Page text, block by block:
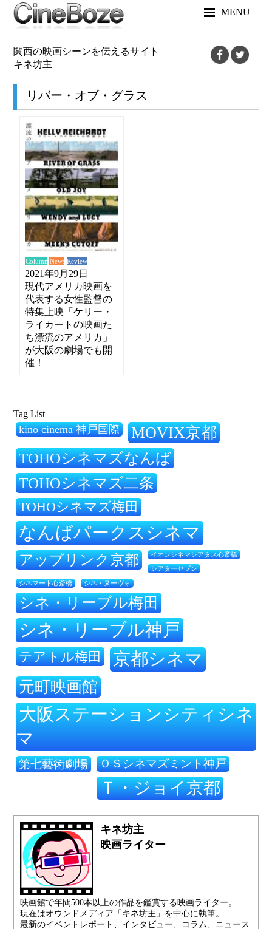
MENU
関西の映画シーンを伝えるサイト
キネ坊主
リバー・オブ・グラス
Column News Review
2021年9月29日
現代アメリカ映画を
代表する女性監督の
特集上映「ケリー・
ライカートの映画た
ち漂流のアメリカ」
が大阪の劇場でも開
催！
Tag List
kino cinema 神戸国際 MOVIX京都
TOHOシネマズなんば
TOHOシネマズ二条
TOHOシネマズ梅田
なんばパークスシネマ
アップリンク京都 イオンシネマシアタス心斎橋
シアターセブン
シネマート心斎橋 シネ・ヌーヴォ
シネ・リーブル梅田
シネ・リーブル神戸
テアトル梅田 京都シネマ
元町映画館
大阪ステーションシティシネ
マ
第七藝術劇場 ＯＳシネマズミント神戸
Ｔ・ジョイ京都
キネ坊主
映画ライター
映画館で年間500本以上の作品を鑑賞する映画ライター。
現在はオウンドメディア「キネ坊主」を中心に執筆。
最新のイベントレポート、インタビュー、コラム、ニュース